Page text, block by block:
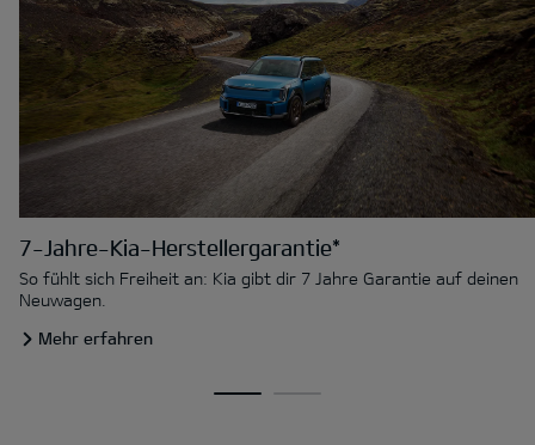
7-Jahre-Kia-Herstellergarantie*
So fühlt sich Freiheit an: Kia gibt dir 7 Jahre Garantie auf deinen
Neuwagen.
Mehr erfahren